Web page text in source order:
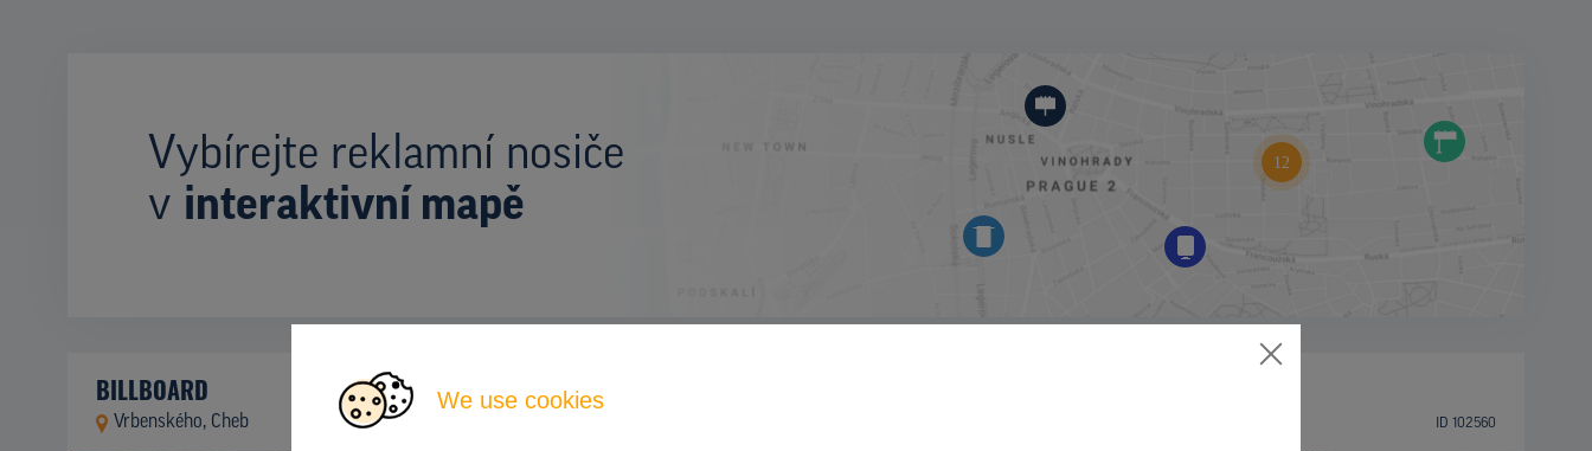
We use cookies
Vybírejte reklamní nosiče
v interaktivní mapě
BILLBOARD
Vrbenského, Cheb
OSTATNÍ
ID 102560